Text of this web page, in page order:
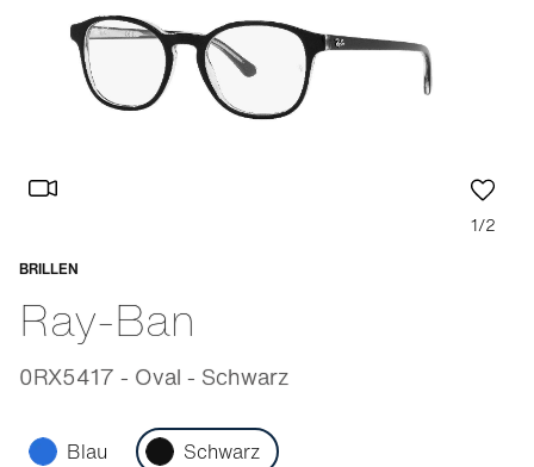
1/2
BRILLEN
Ray-Ban
0RX5417 - Oval - Schwarz
Anpassbar
Blau Schwarz